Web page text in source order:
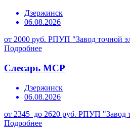
Дзержинск
06.08.2026
от 2000 руб. РПУП "Завод точной
Подробнее
Слесарь МСР
Дзержинск
06.08.2026
от 2345 до 2620 руб. РПУП "Завод
Подробнее